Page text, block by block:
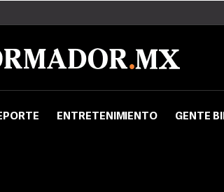
ENTRETENIMIENTO GENTE